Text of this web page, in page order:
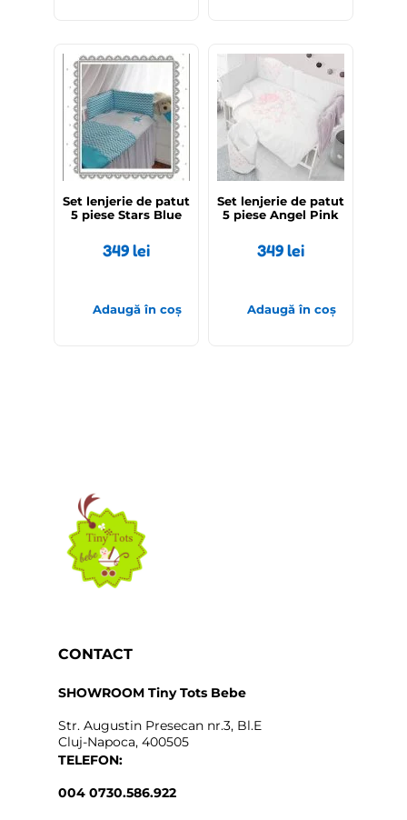
Set lenjerie de patut
5 piese Stars Blue
349lei
Adaugă în coș
Set lenjerie de patut
5 piese Angel Pink
349lei
Adaugă în coș
CONTACT
SHOWROOM Tiny Tots Bebe
Str. Augustin Presecan nr.3, Bl.E
Cluj-Napoca, 400505
TELEFON:
004 0730.586.922